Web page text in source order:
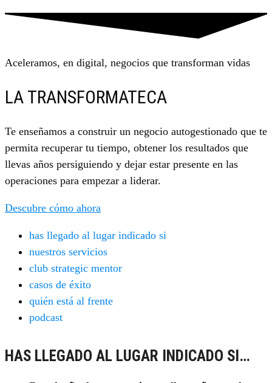
Aceleramos, en digital, negocios que transforman vidas
LA TRANSFORMATECA
Te enseñamos a construir un negocio autogestionado que te
permita recuperar tu tiempo, obtener los resultados que
llevas años persiguiendo y dejar estar presente en las
operaciones para empezar a liderar.
Descubre cómo ahora
has llegado al lugar indicado si
nuestros servicios
club strategic mentor
casos de éxito
quién está al frente
podcast
HAS LLEGADO AL LUGAR INDICADO SI…